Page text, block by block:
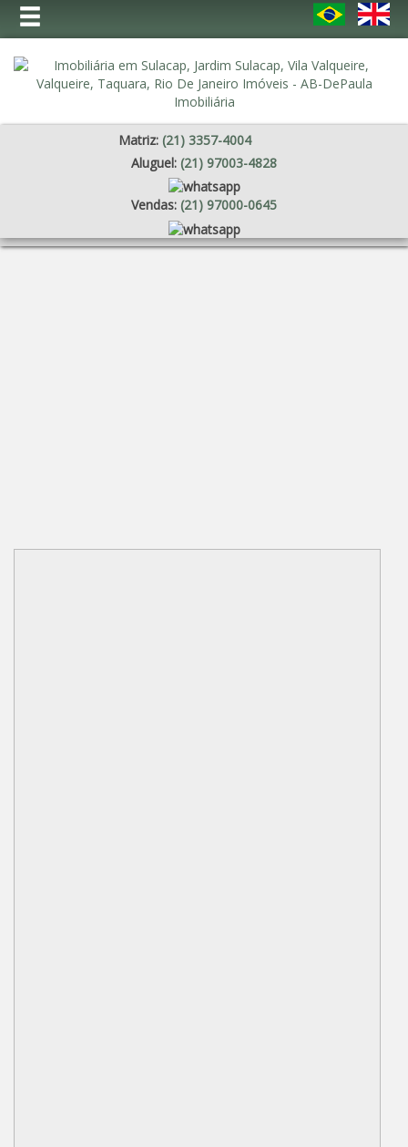
Matriz: (21) 3357-4004
Aluguel: (21) 97003-4828
Vendas: (21) 97000-0645